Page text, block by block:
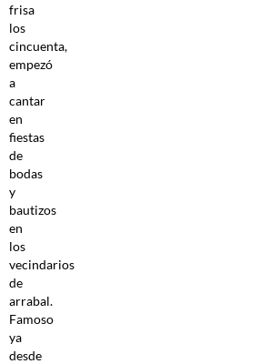
frisa
los
cincuenta,
empezó
a
cantar
en
fiestas
de
bodas
y
bautizos
en
los
vecindarios
de
arrabal.
Famoso
ya
desde